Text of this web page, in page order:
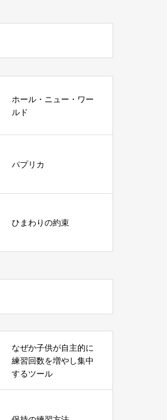
ホール・ニュー・ワー
ルド
パプリカ
ひまわりの約束
なぜか子供が自主的に
練習回数を増やし集中
するツール